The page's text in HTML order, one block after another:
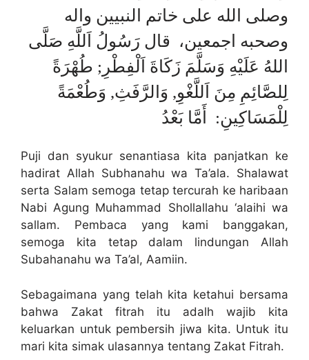
وصلى الله على خاتم النبيين واله
وصحبه اجمعين، قال رَسُولُ اَللَّهِ صَلَّى
اللهُ عَلَيْهِ وَسَلَّمَ زَكَاةَ اَلْفِطْرِ; طُهْرَةً
لِلصَّائِمِ مِنَ اَللَّغْوِ, وَالرَّفَثِ, وَطُعْمَةً
لِلْمَسَاكِينِ: أَمَّا بَعْدُ
Puji dan syukur senantiasa kita panjatkan ke
hadirat Allah Subhanahu wa Ta’ala. Shalawat
serta Salam semoga tetap tercurah ke haribaan
Nabi Agung Muhammad Shollallahu ‘alaihi wa
sallam. Pembaca yang kami banggakan,
semoga kita tetap dalam lindungan Allah
Subahanahu wa Ta’al, Aamiin.
Sebagaimana yang telah kita ketahui bersama
bahwa Zakat fitrah itu adalh wajib kita
keluarkan untuk pembersih jiwa kita. Untuk itu
mari kita simak ulasannya tentang Zakat Fitrah.